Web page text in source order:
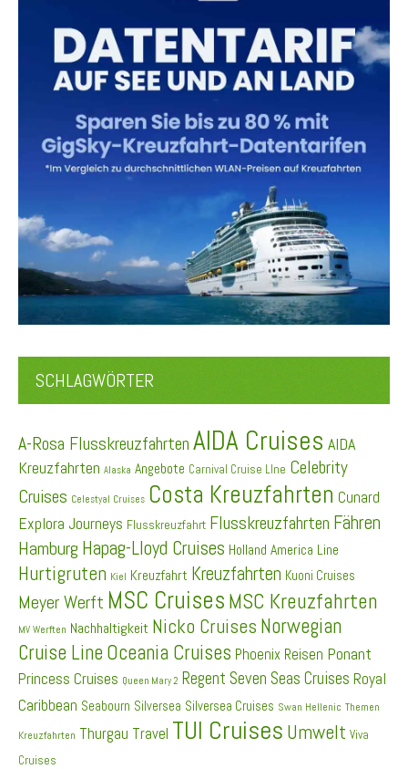
SCHLAGWÖRTER
A-Rosa Flusskreuzfahrten AIDA Cruises AIDA
Kreuzfahrten Alaska Angebote Carnival Cruise LIne Celebrity
Cruises Celestyal Cruises Costa Kreuzfahrten Cunard
Explora Journeys Flusskreuzfahrt Flusskreuzfahrten Fähren
Hamburg Hapag-Lloyd Cruises Holland America Line
Hurtigruten Kiel Kreuzfahrt Kreuzfahrten Kuoni Cruises
Meyer Werft MSC Cruises MSC Kreuzfahrten
MV Werften Nachhaltigkeit Nicko Cruises Norwegian
Cruise Line Oceania Cruises Phoenix Reisen Ponant
Princess Cruises Queen Mary 2 Regent Seven Seas Cruises Royal
Caribbean Seabourn Silversea Silversea Cruises Swan Hellenic Themen
Kreuzfahrten Thurgau Travel TUI Cruises Umwelt Viva
Cruises